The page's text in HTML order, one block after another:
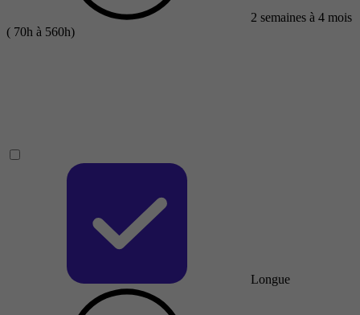
2 semaines à 4 mois
( 70h à 560h)
Longue